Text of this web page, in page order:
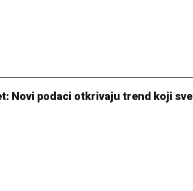
Novi podaci otkrivaju trend koji sve